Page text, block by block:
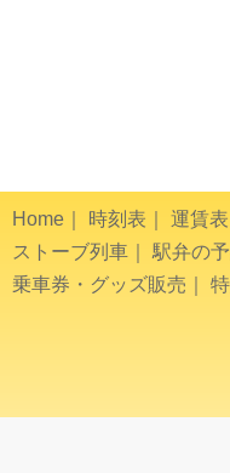
Home 時刻表 運賃表
ストーブ列車
駅弁の
乗車券・グッズ販売